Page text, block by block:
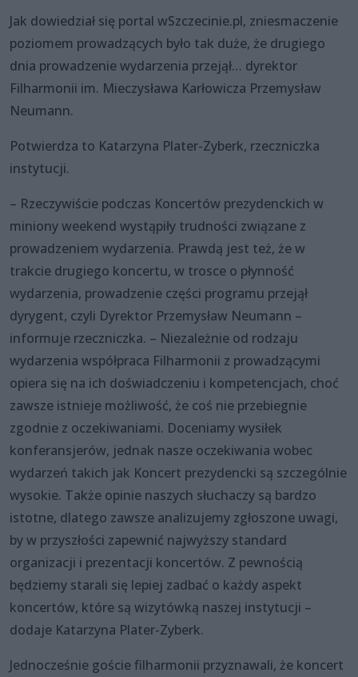
Jak dowiedział się portal wSzczecinie.pl, zniesmaczenie
poziomem prowadzących było tak duże, że drugiego
dnia prowadzenie wydarzenia przejął… dyrektor
Filharmonii im. Mieczysława Karłowicza Przemysław
Neumann.
Potwierdza to Katarzyna Plater-Zyberk, rzeczniczka
instytucji.
– Rzeczywiście podczas Koncertów prezydenckich w
miniony weekend wystąpiły trudności związane z
prowadzeniem wydarzenia. Prawdą jest też, że w
trakcie drugiego koncertu, w trosce o płynność
wydarzenia, prowadzenie części programu przejął
dyrygent, czyli Dyrektor Przemysław Neumann –
informuje rzeczniczka. – Niezależnie od rodzaju
wydarzenia współpraca Filharmonii z prowadzącymi
opiera się na ich doświadczeniu i kompetencjach, choć
zawsze istnieje możliwość, że coś nie przebiegnie
zgodnie z oczekiwaniami. Doceniamy wysiłek
konferansjerów, jednak nasze oczekiwania wobec
wydarzeń takich jak Koncert prezydencki są szczególnie
wysokie. Także opinie naszych słuchaczy są bardzo
istotne, dlatego zawsze analizujemy zgłoszone uwagi,
by w przyszłości zapewnić najwyższy standard
organizacji i prezentacji koncertów. Z pewnością
będziemy starali się lepiej zadbać o każdy aspekt
koncertów, które są wizytówką naszej instytucji –
dodaje Katarzyna Plater-Zyberk.
Jednocześnie goście filharmonii przyznawali, że koncert